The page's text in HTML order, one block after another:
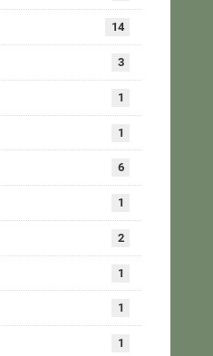
14
3
1
1
6
1
2
1
1
1